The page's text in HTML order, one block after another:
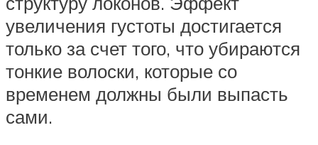
увеличения густоты достигается
только за счет того, что убираются
тонкие волоски, которые со
временем должны были выпасть
сами.